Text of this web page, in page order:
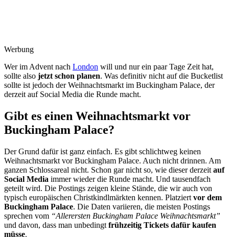
Werbung
Wer im Advent nach London will und nur ein paar Tage Zeit hat,
sollte also jetzt schon planen. Was definitiv nicht auf die Bucketlist
sollte ist jedoch der Weihnachtsmarkt im Buckingham Palace, der
derzeit auf Social Media die Runde macht.
Gibt es einen Weihnachtsmarkt vor
Buckingham Palace?
Der Grund dafür ist ganz einfach. Es gibt schlichtweg keinen
Weihnachtsmarkt vor Buckingham Palace. Auch nicht drinnen. Am
ganzen Schlossareal nicht. Schon gar nicht so, wie dieser derzeit auf
Social Media immer wieder die Runde macht. Und tausendfach
geteilt wird. Die Postings zeigen kleine Stände, die wir auch von
typisch europäischen Christkindlmärkten kennen. Platziert vor dem
Buckingham Palace. Die Daten variieren, die meisten Postings
sprechen vom “Allerersten Buckingham Palace Weihnachtsmarkt”
und davon, dass man unbedingt frühzeitig Tickets dafür kaufen
müsse.